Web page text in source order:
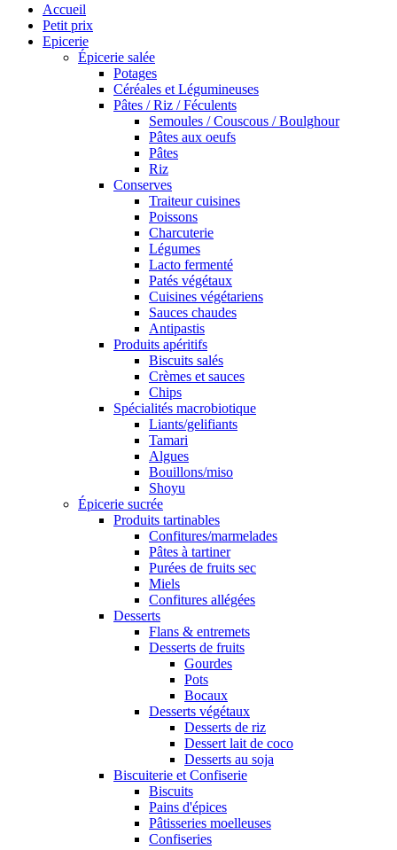
Accueil
Petit prix
Epicerie
Épicerie salée
Potages
Céréales et Légumineuses
Pâtes / Riz / Féculents
Semoules / Couscous / Boulghour
Pâtes aux oeufs
Pâtes
Riz
Conserves
Traiteur cuisines
Poissons
Charcuterie
Légumes
Lacto fermenté
Patés végétaux
Cuisines végétariens
Sauces chaudes
Antipastis
Produits apéritifs
Biscuits salés
Crèmes et sauces
Chips
Spécialités macrobiotique
Liants/gelifiants
Tamari
Algues
Bouillons/miso
Shoyu
Épicerie sucrée
Produits tartinables
Confitures/marmelades
Pâtes à tartiner
Purées de fruits sec
Miels
Confitures allégées
Desserts
Flans & entremets
Desserts de fruits
Gourdes
Pots
Bocaux
Desserts végétaux
Desserts de riz
Dessert lait de coco
Desserts au soja
Biscuiterie et Confiserie
Biscuits
Pains d'épices
Pâtisseries moelleuses
Confiseries